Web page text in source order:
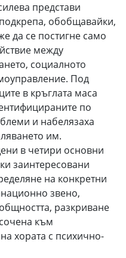
представи
обобщавайки,
да се постигне само
между
социалното
Под
в кръглата маса
по
и набелязаха
им.
в четири основни
заинтересовани
на конкретни
звено,
разкриване
към
хората с психично-